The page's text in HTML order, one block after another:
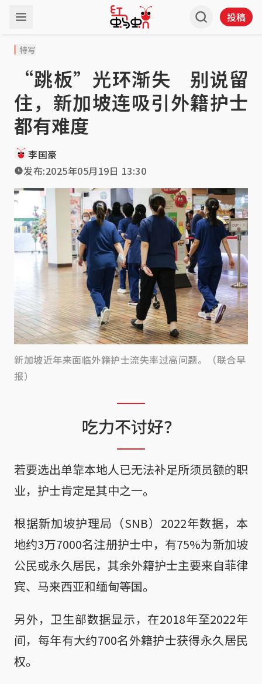
投稿
特写
“跳板”光环渐失 别说留
住，新加坡连吸引外籍护士
都有难度
李国豪
发布:2025年05月19日 13:30
新加坡近年来面临外籍护士流失率过高问题。（联合早
报）
吃力不讨好？
若要选出单靠本地人已无法补足所须员额的职
业，护士肯定是其中之一。
根据新加坡护理局（SNB）2022年数据，本
地约3万7000名注册护士中，有75%为新加坡
公民或永久居民，其余外籍护士主要来自菲律
宾、马来西亚和缅甸等国。
另外，卫生部数据显示，在2018年至2022年
间，每年有大约700名外籍护士获得永久居民
权。